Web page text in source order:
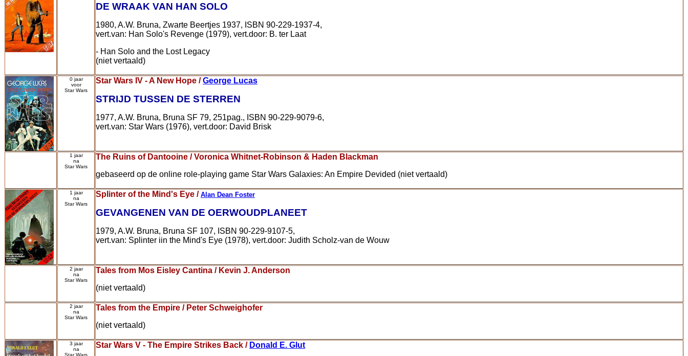
DE WRAAK VAN HAN SOLO
1980, A.W. Bruna, Zwarte Beertjes 1937, ISBN 90-229-1937-4,
vert.van: Han Solo's Revenge (1979), vert.door: B. ter Laat
- Han Solo and the Lost Legacy
(niet vertaald)
0 jaar
voor
Star Wars
Star Wars IV - A New Hope /George Lucas
STRIJD TUSSEN DE STERREN
1977, A.W. Bruna, Bruna SF 79, 251pag., ISBN 90-229-9079-6,
vert.van: Star Wars (1976), vert.door: David Brisk
1 jaar
na
Star Wars
The Ruins of Dantooine / Voronica Whitnet-Robinson & Haden Blackman
gebaseerd op de online role-playing game Star Wars Galaxies: An Empire Devided (niet vertaald)
1 jaar
na
Star Wars
Splinter of the Mind's Eye / Alan Dean Foster
GEVANGENEN VAN DE OERWOUDPLANEET
1979, A.W. Bruna, Bruna SF 107, ISBN 90-229-9107-5,
vert.van: Splinter iin the Mind's Eye (1978), vert.door: Judith Scholz-van de Wouw
2 jaar
na
Star Wars
Tales from Mos Eisley Cantina / Kevin J. Anderson
(niet vertaald)
2 jaar
na
Star Wars
Tales from the Empire / Peter Schweighofer
(niet vertaald)
3 jaar
na
Star Wars
Star Wars V - The Empire Strikes Back / Donald E. Glut